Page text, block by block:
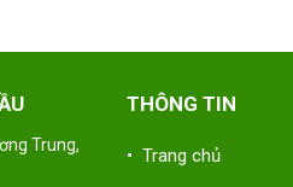
Trung,
THÔNG TIN
• Trang chủ